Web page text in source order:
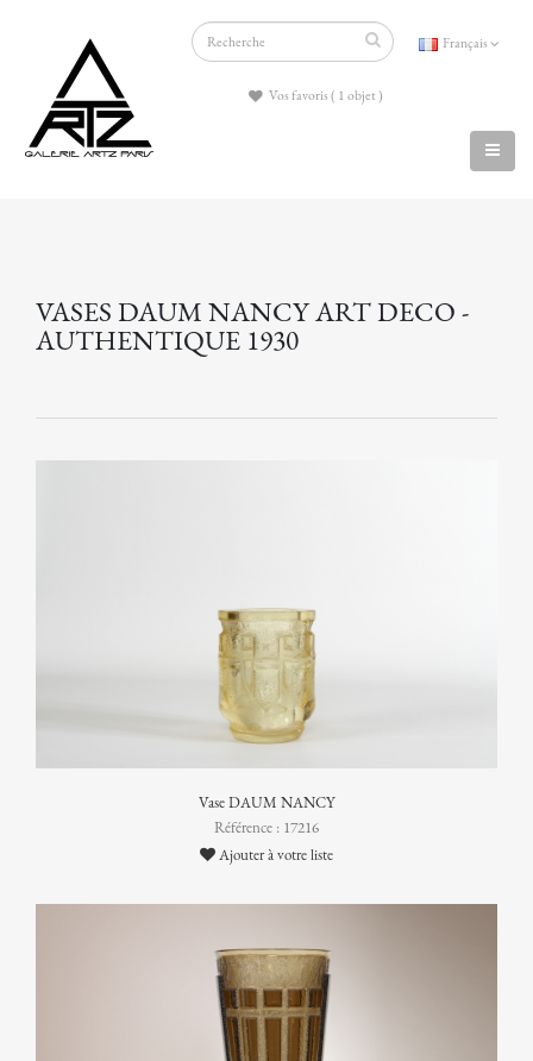
Français
Vos favoris ( 1 objet )
VASES DAUM NANCY ART DECO -
AUTHENTIQUE 1930
Vase DAUM NANCY
Référence : 17216
Ajouter à votre liste